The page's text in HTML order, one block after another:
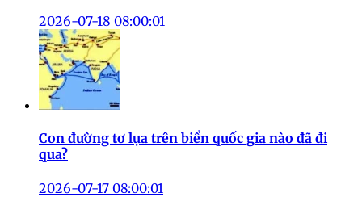
2026-07-18 08:00:01
Con đường tơ lụa trên biển quốc gia nào đã đi
qua?
2026-07-17 08:00:01